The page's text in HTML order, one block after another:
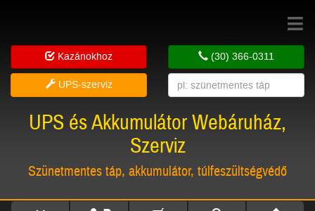
Toggle
Kazánokhoz
UPS-szerviz
(30) 366-0311
UPS és Akkumulátor Webáruház,
Szerviz
Szünetmentes táp, akkumulátor, túlfeszültségvédő